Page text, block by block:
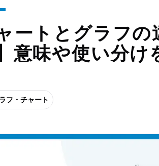
ートとグラフの
意味や使い分け
フ・チャート